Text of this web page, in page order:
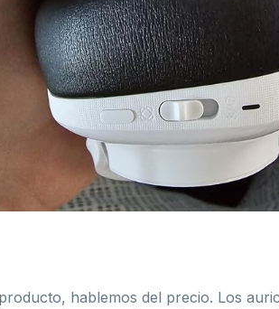
hablemos del precio. Los